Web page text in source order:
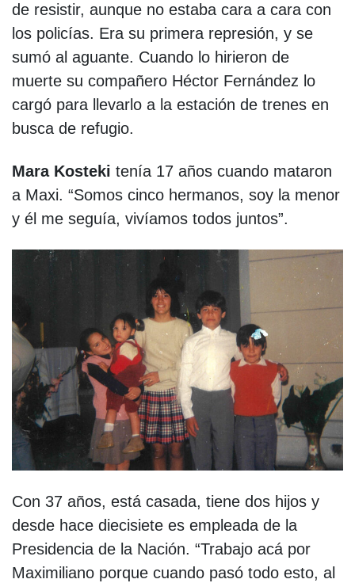
de resistir, aunque no estaba cara a cara con
los policías. Era su primera represión, y se
sumó al aguante. Cuando lo hirieron de
muerte su compañero Héctor Fernández lo
cargó para llevarlo a la estación de trenes en
busca de refugio.
Mara Kosteki tenía 17 años cuando mataron
a Maxi. “Somos cinco hermanos, soy la menor
y él me seguía, vivíamos todos juntos”.
Con 37 años, está casada, tiene dos hijos y
desde hace diecisiete es empleada de la
Presidencia de la Nación. “Trabajo acá por
Maximiliano porque cuando pasó todo esto, al